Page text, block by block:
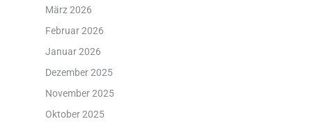
März 2026
Februar 2026
Januar 2026
Dezember 2025
November 2025
Oktober 2025